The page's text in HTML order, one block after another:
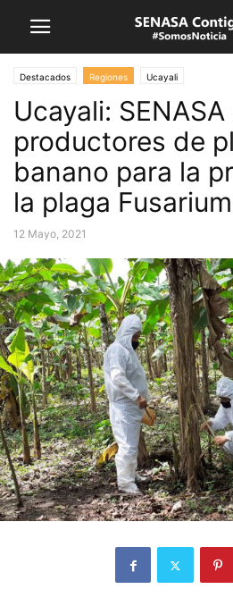
Destacados Regiones Ucayali
Ucayali:
productores de
banano para la
la plaga
12 Mayo, 2021